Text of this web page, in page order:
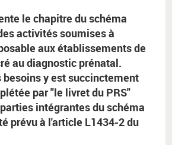
le chapitre du schéma
activités soumises à
aux établissements de
au diagnostic prénatal.
besoins y est succinctement
par "le livret du PRS"
intégrantes du schéma
prévu à l'article L1434-2 du